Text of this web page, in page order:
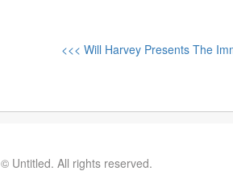
<<< Will Harvey Presents The
© Untitled. All rights reserved.